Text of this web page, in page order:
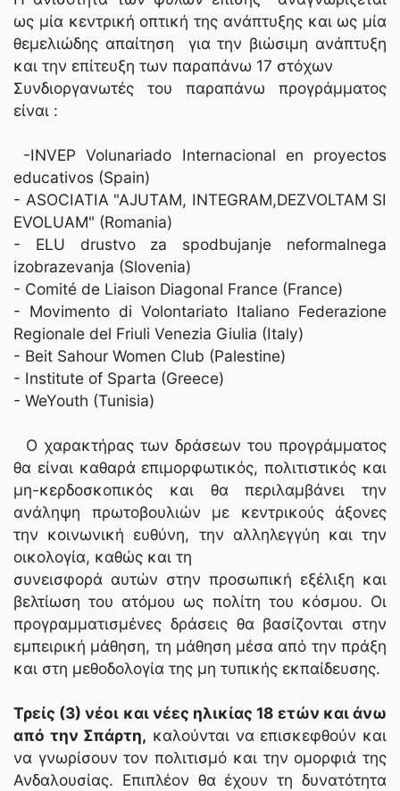
ως μία κεντρική οπτική της ανάπτυξης και ως μία
θεμελιώδης απαίτηση για την βιώσιμη ανάπτυξη
και την επίτευξη των παραπάνω 17 στόχων
Συνδιοργανωτές του παραπάνω προγράμματος
είναι :
-INVEP Volunariado Internacional en proyectos
educativos (Spain)
- ASOCIATIA "AJUTAM, INTEGRAM,DEZVOLTAM SI
EVOLUAM" (Romania)
- ELU drustvo za spodbujanje neformalnega
izobrazevanja (Slovenia)
- Comité de Liaison Diagonal France (France)
- Movimento di Volontariato Italiano Federazione
Regionale del Friuli Venezia Giulia (Italy)
- Beit Sahour Women Club (Palestine)
- Institute of Sparta (Greece)
- WeYouth (Tunisia)
Ο χαρακτήρας των δράσεων του προγράμματος
θα είναι καθαρά επιμορφωτικός, πολιτιστικός και
μη-κερδοσκοπικός και θα περιλαμβάνει την
ανάληψη πρωτοβουλιών με κεντρικούς άξονες
την κοινωνική ευθύνη, την αλληλεγγύη και την
οικολογία, καθώς και τη
συνεισφορά αυτών στην προσωπική εξέλιξη και
βελτίωση του ατόμου ως πολίτη του κόσμου. Οι
προγραμματισμένες δράσεις θα βασίζονται στην
εμπειρική μάθηση, τη μάθηση μέσα από την πράξη
και στη μεθοδολογία της μη τυπικής εκπαίδευσης.
Τρείς (3) νέοι και νέες ηλικίας 18 ετών και άνω
από την Σπάρτη, καλούνται να επισκεφθούν και
να γνωρίσουν τον πολιτισμό και την ομορφιά της
Ανδαλουσίας. Επιπλέον θα έχουν τη δυνατότητα